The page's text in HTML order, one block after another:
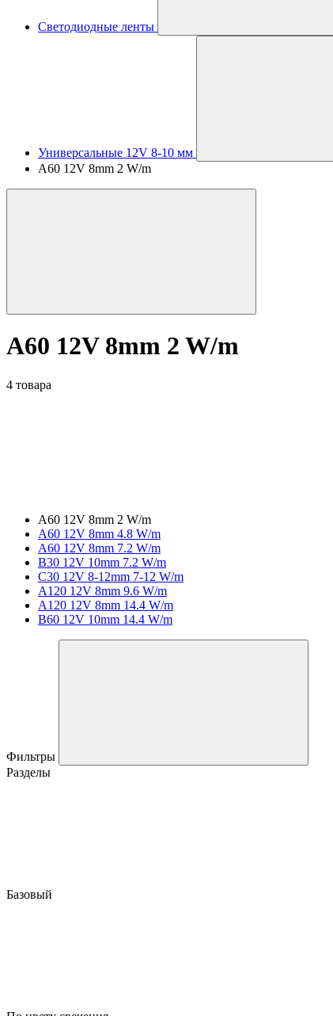
Светодиодные ленты
Универсальные 12V 8-10 мм
A60 12V 8mm 2 W/m
A60 12V 8mm 2 W/m
4 товара
A60 12V 8mm 2 W/m
A60 12V 8mm 4.8 W/m
A60 12V 8mm 7.2 W/m
B30 12V 10mm 7.2 W/m
C30 12V 8-12mm 7-12 W/m
A120 12V 8mm 9.6 W/m
A120 12V 8mm 14.4 W/m
B60 12V 10mm 14.4 W/m
Фильтры
Разделы
Базовый